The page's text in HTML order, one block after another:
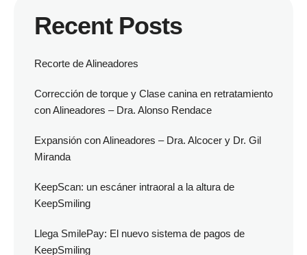
Recent Posts
Recorte de Alineadores
Corrección de torque y Clase canina en retratamiento
con Alineadores – Dra. Alonso Rendace
Expansión con Alineadores – Dra. Alcocer y Dr. Gil
Miranda
KeepScan: un escáner intraoral a la altura de
KeepSmiling
Llega SmilePay: El nuevo sistema de pagos de
KeepSmiling